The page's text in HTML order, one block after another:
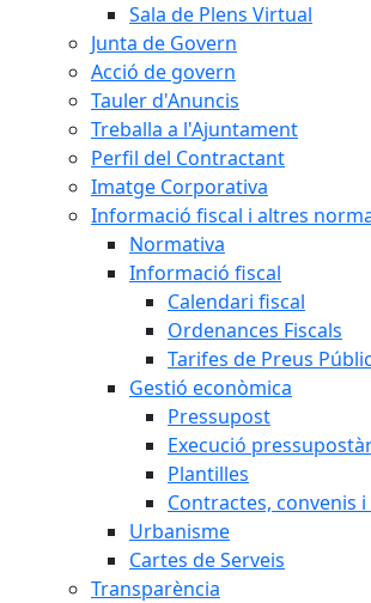
Sala de Plens Virtual
Junta de Govern
Acció de govern
Tauler d'Anuncis
Treballa a l'Ajuntament
Perfil del Contractant
Imatge Corporativa
Informació fiscal i altres
Normativa
Informació fiscal
Calendari fiscal
Ordenances Fiscals
Tarifes de Preus
Gestió econòmica
Pressupost
Execució
Plantilles
Contractes, convenis
Urbanisme
Cartes de Serveis
Transparència